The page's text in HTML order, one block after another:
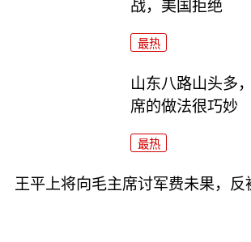
战，美国拒绝
最热
山东八路山头多
席的做法很巧妙
最热
王平上将向毛主席讨军费未果，反